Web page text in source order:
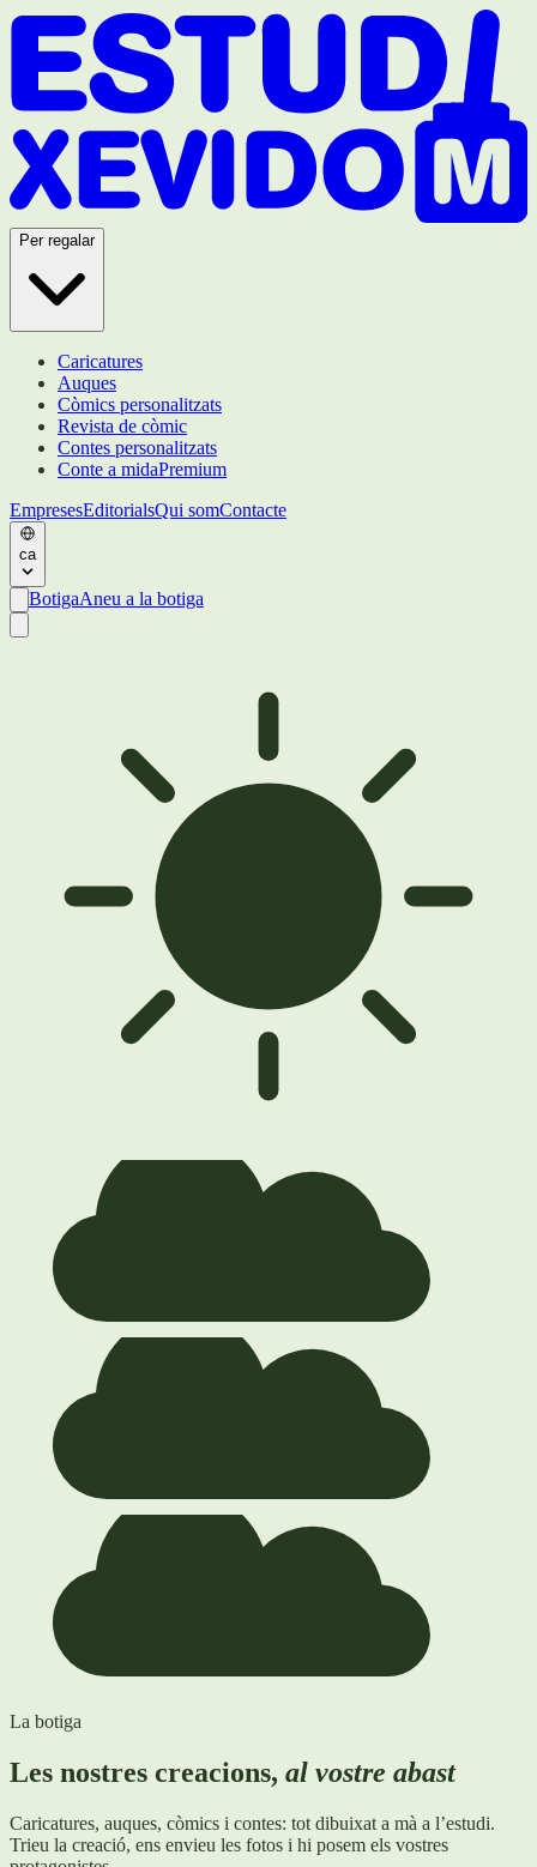
Per regalar
Caricatures
Auques
Còmics personalitzats
Revista de còmic
Contes personalitzats
Conte a midaPremium
EmpresesEditorialsQui somContacte
ca
BotigaAneu a la botiga
La botiga
Les nostres creacions, al vostre abast
Caricatures, auques, còmics i contes: tot dibuixat a mà a l’estudi.
Trieu la creació, ens envieu les fotos i hi posem els vostres